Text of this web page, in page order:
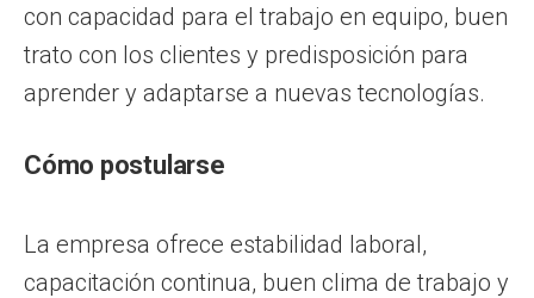
con capacidad para el trabajo en equipo, buen
trato con los clientes y predisposición para
aprender y adaptarse a nuevas tecnologías.
Cómo postularse
La empresa ofrece estabilidad laboral,
capacitación continua, buen clima de trabajo y